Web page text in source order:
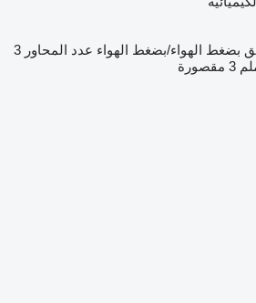
بضغط الهواء/بضغط الهواء عدد المحاور 3
3 مقصورة